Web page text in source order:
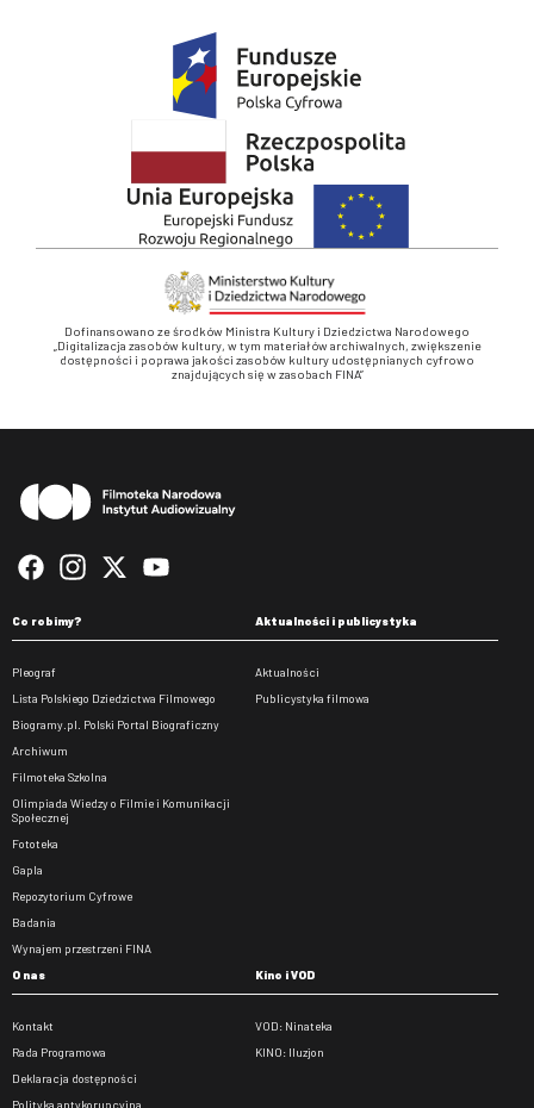
Dofinansowano ze środków Ministra Kultury i Dziedzictwa Narodowego
„Digitalizacja zasobów kultury, w tym materiałów archiwalnych, zwiększenie
dostępności i poprawa jakości zasobów kultury udostępnianych cyfrowo
znajdujących się w zasobach FINA”
Co robimy?
Pleograf
Lista Polskiego Dziedzictwa Filmowego
Biogramy.pl. Polski Portal Biograficzny
Archiwum
Filmoteka Szkolna
Olimpiada Wiedzy o Filmie i Komunikacji
Społecznej
Fototeka
Gapla
Repozytorium Cyfrowe
Badania
Wynajem przestrzeni FINA
Aktualności i publicystyka
Aktualności
Publicystyka filmowa
O nas
Kontakt
Rada Programowa
Deklaracja dostępności
Polityka antykorupcyjna
Kino i VOD
VOD: Ninateka
KINO: Iluzjon